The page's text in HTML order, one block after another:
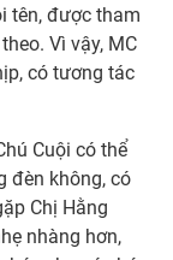
cho
tên, được tham
Vì vậy, MC
có tương tác
Cuội có thể
đèn không, có
Chị Hằng
nhàng hơn,